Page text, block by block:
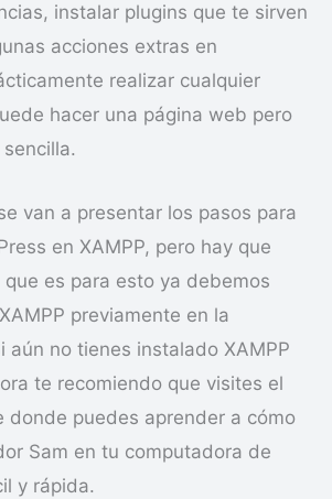
instalar plugins que te sirven
acciones extras en
realizar cualquier
hacer una página web pero
van a presentar los pasos para
en XAMPP, pero hay que
es para esto ya debemos
previamente en la
aún no tienes instalado XAMPP
te recomiendo que visites el
donde puedes aprender a cómo
Sam en tu computadora de
y rápida.